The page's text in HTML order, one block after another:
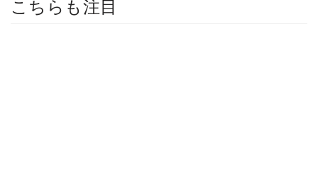
こちらも注目